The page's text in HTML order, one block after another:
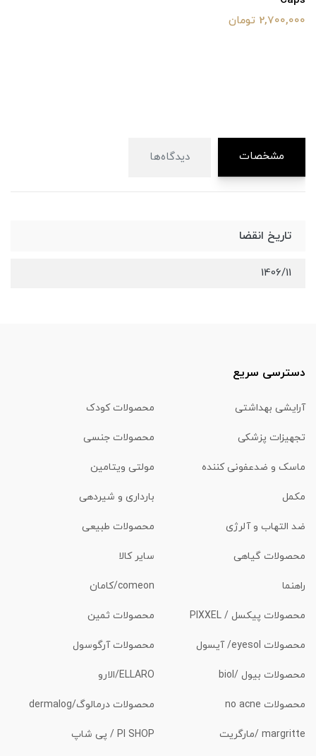
2,700,000 تومان
مشخصات دیدگاه‌ها
تاریخ انقضا
1406/11
دسترسی سریع
آرایشی بهداشتی محصولات کودک
تجهیزات پزشکی محصولات جنسی
ماسک و ضدعفونی کننده مولتی ویتامین
مکمل بارداری و شیردهی
ضد التهاب و آلرژی محصولات طبیعی
محصولات گیاهی سایر کالا
راهنما comeon/کامان
محصولات پیکسل / PIXXEL محصولات ثمین
محصولات eyesol/ آیسول محصولات آرگوسول
محصولات بیول /biol ELLARO/الارو
محصولات no acne محصولات درمالوگ/dermalog
margritte /مارگریت PI SHOP / پی شاپ